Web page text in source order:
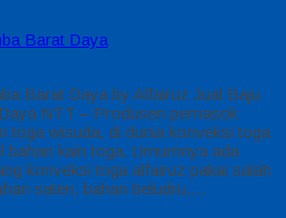
Barat Daya
Barat Daya by Alfairuz Jual Baju
NTT – Produsen pemasok
toga wisuda, di dunia konveksi toga
kain toga. Umumnya ada
konveksi toga alfairuz pakai salah
saten, bahan beludru,…